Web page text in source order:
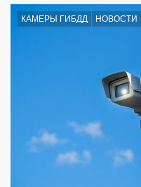
КАМЕРЫ ГИБДД НОВОСТИ